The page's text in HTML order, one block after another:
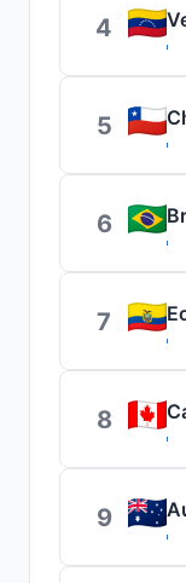
4
5
6
7
8
9